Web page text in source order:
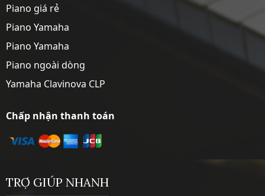
Piano giá rẻ
Piano Yamaha
Piano Yamaha
Piano ngoài dòng
Yamaha Clavinova CLP
Chấp nhận thanh toán
TRỢ GIÚP NHANH